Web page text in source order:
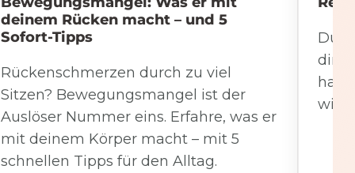
deinem Rücken macht – und 5
Sofort-Tipps
Rückenschmerzen durch zu viel
Sitzen? Bewegungsmangel ist der
Auslöser Nummer eins. Erfahre, was er
mit deinem Körper macht – mit 5
schnellen Tipps für den Alltag.
Du
hat.